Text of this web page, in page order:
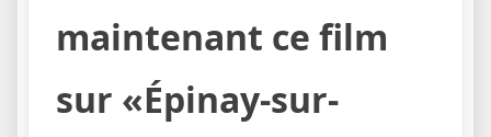
maintenant ce film
sur «Épinay-sur-